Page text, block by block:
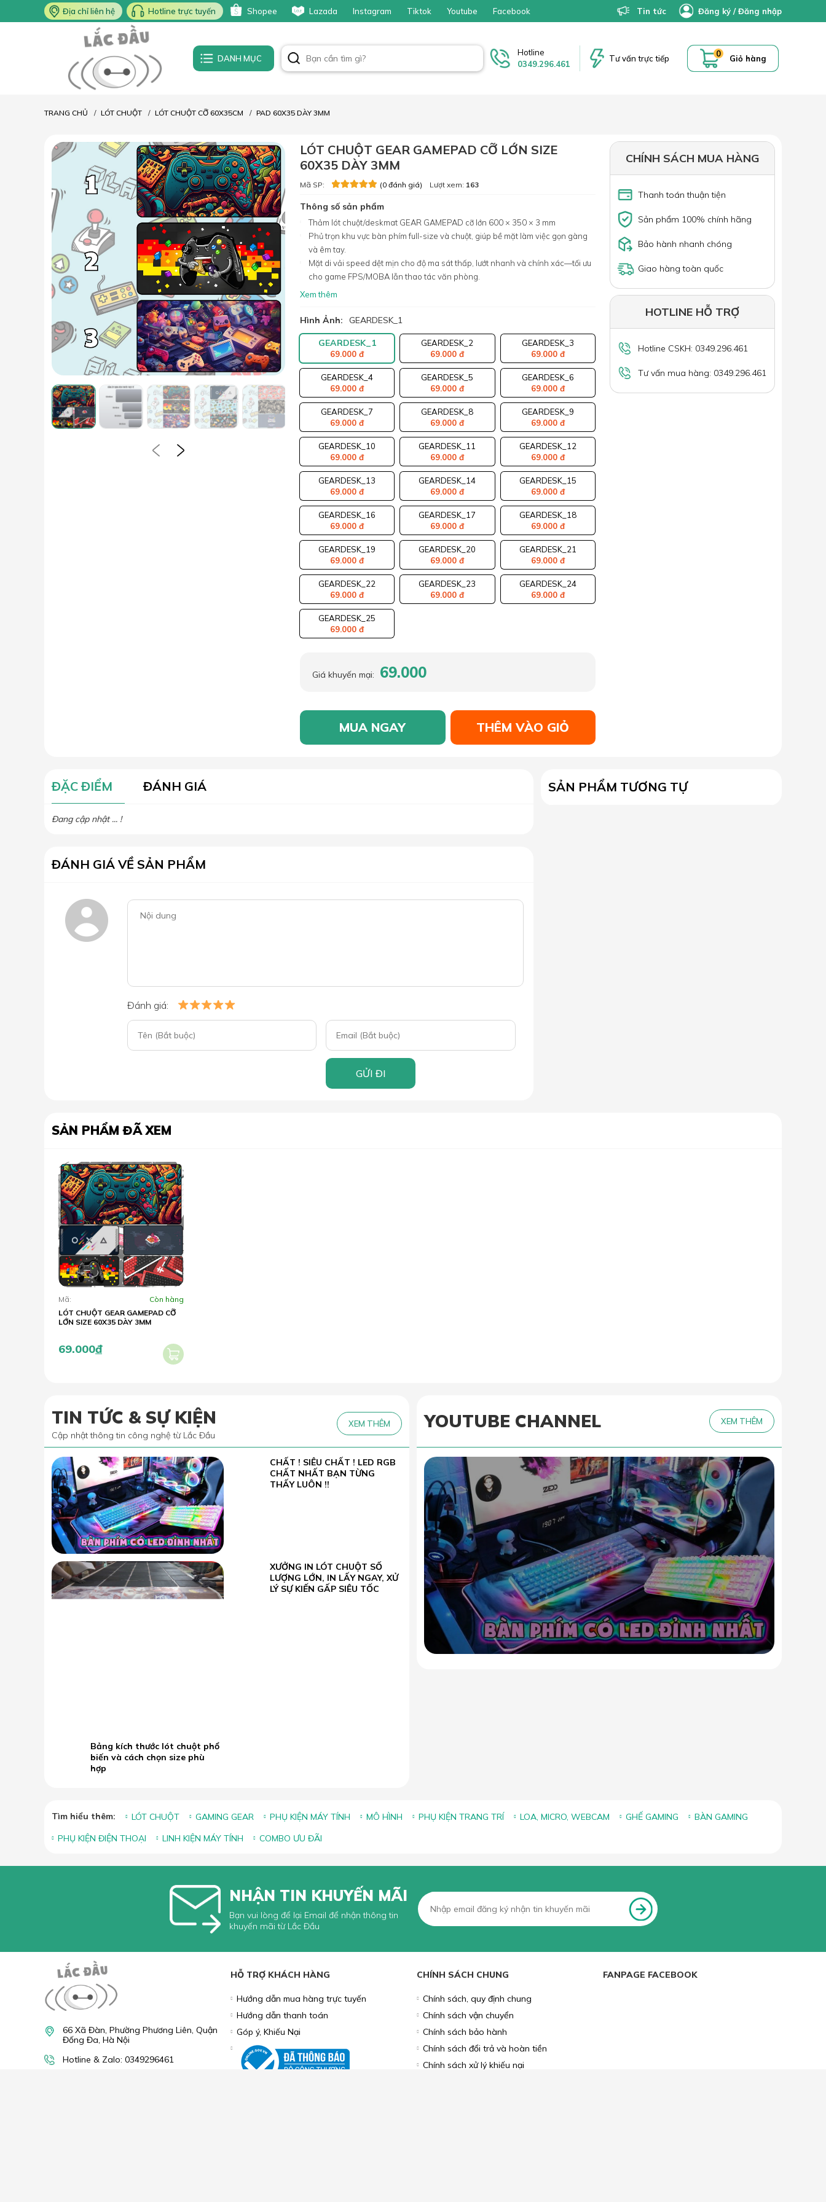
Địa chỉ liên hệ Hotline trực tuyến Shopee Lazada Instagram Tiktok Youtube Facebook Tin tức Đăng ký /Đăng nhập
DANH MỤC
Hotline
0349.296.461
Tư vấn trực tiếp 0 Giỏ hàng
TRANG CHỦ LÓT CHUỘT LÓT CHUỘT CỠ 60X35CM PAD 60X35 DÀY 3MM
LÓT CHUỘT GEAR GAMEPAD CỠ LỚN SIZE
60X35 DÀY 3MM
Mã SP: (0 đánh giá) Lượt xem: 163
Thông số sản phẩm
Thảm lót chuột/deskmat GEAR GAMEPAD cỡ lớn 600 × 350 × 3 mm
Phủ trọn khu vực bàn phím full-size và chuột, giúp bề mặt làm việc gọn gàng
và êm tay.
Mặt di vải speed dệt mịn cho độ ma sát thấp, lướt nhanh và chính xác—tối ưu
cho game FPS/MOBA lẫn thao tác văn phòng.
Xem thêm
Hình Ảnh: GEARDESK_1
GEARDESK_1
69.000 đ
GEARDESK_2
69.000 đ
GEARDESK_3
69.000 đ
GEARDESK_4
69.000 đ
GEARDESK_5
69.000 đ
GEARDESK_6
69.000 đ
GEARDESK_7
69.000 đ
GEARDESK_8
69.000 đ
GEARDESK_9
69.000 đ
GEARDESK_10
69.000 đ
GEARDESK_11
69.000 đ
GEARDESK_12
69.000 đ
GEARDESK_13
69.000 đ
GEARDESK_14
69.000 đ
GEARDESK_15
69.000 đ
GEARDESK_16
69.000 đ
GEARDESK_17
69.000 đ
GEARDESK_18
69.000 đ
GEARDESK_19
69.000 đ
GEARDESK_20
69.000 đ
GEARDESK_21
69.000 đ
GEARDESK_22
69.000 đ
GEARDESK_23
69.000 đ
GEARDESK_24
69.000 đ
GEARDESK_25
69.000 đ
Giá khuyến mại: 69.000
MUA NGAY THÊM VÀO GIỎ
CHÍNH SÁCH MUA HÀNG
Thanh toán thuận tiện
Sản phẩm 100% chính hãng
Bảo hành nhanh chóng
Giao hàng toàn quốc
HOTLINE HỖ TRỢ
Hotline CSKH: 0349.296.461
Tư vấn mua hàng: 0349.296.461
ĐẶC ĐIỂM ĐÁNH GIÁ
Đang cập nhật ... !
ĐÁNH GIÁ VỀ SẢN PHẨM
Đánh giá:
GỬI ĐI
SẢN PHẨM TƯƠNG TỰ
SẢN PHẨM ĐÃ XEM
Mã:
Còn hàng
LÓT CHUỘT GEAR GAMEPAD CỠ
LỚN SIZE 60X35 DÀY 3MM
69.000đ
TIN TỨC & SỰ KIỆN
Cập nhật thông tin công nghệ từ Lắc Đầu
XEM THÊM
CHẤT ! SIÊU CHẤT ! LED RGB
CHẤT NHẤT BẠN TỪNG
THẤY LUÔN !!
XƯỞNG IN LÓT CHUỘT SỐ
LƯỢNG LỚN, IN LẤY NGAY, XỬ
LÝ SỰ KIẾN GẤP SIÊU TỐC
YOUTUBE CHANNEL XEM THÊM
Tìm hiểu thêm: GAMING GEAR PHỤ KIỆN MÁY TÍNH PHỤ KIỆN TRANG TRÍ
PHỤ KIỆN ĐIỆN THOẠI
LINH KIỆN MÁY TÍNH COMBO ƯU ĐÃI
NHẬN TIN KHUYẾN MÃI